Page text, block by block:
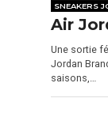
SNEAKERS
Air
Une sortie
Jordan
saisons,…